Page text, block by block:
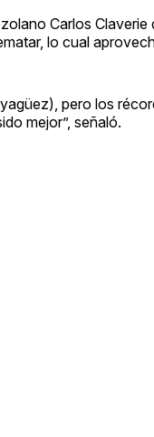
Carlos
lo cual
pero los
mejor”, señaló.